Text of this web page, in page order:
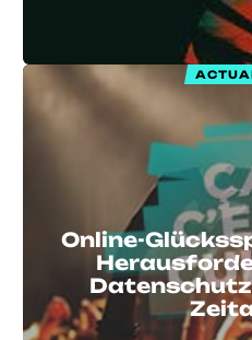
Online-